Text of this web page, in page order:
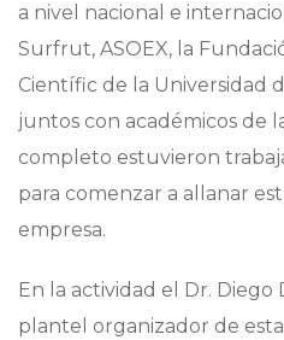
a nivel nacional e
Surfrut, ASOEX, la
Científic de la Universidad
juntos con académicos de
completo estuvieron
para comenzar a allanar
empresa.
En la actividad el Dr. Diego
plantel organizador de